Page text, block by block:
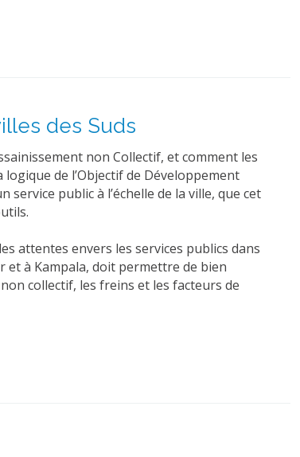
des Suds
non Collectif, et comment les
de l’Objectif de Développement
public à l’échelle de la ville, que cet
attentes envers les services publics dans
et à Kampala, doit permettre de bien
collectif, les freins et les facteurs de